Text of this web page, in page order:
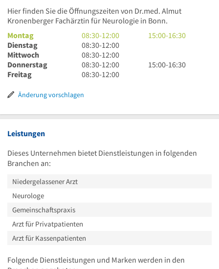
Hier finden Sie die Öffnungszeiten von Dr.med. Almut
Kronenberger Fachärztin für Neurologie in Bonn.
Montag
8
Uhr
30
bis
12
08:30-12:00
15
16
15:00-16:30
Dienstag
8
Uhr
30
bis
Uhr
08:30-12:00
Mittwoch
8
Uhr
30
12
08:30-12:00
Donnerstag
8
Uhr
bis
Uhr
08:30-12:00
15
30
15:00-16:30
Freitag
8
30
12
08:30-12:00
Änderung vorschlagen
Leistungen
Dieses Unternehmen bietet Dienstleistungen in folgenden
Branchen an:
Niedergelassener Arzt
Neurologe
Gemeinschaftspraxis
Arzt für Privatpatienten
Arzt für Kassenpatienten
Folgende Dienstleistungen und Marken werden in den